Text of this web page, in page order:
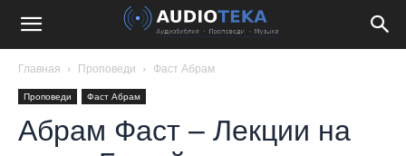
Главная Проповеди Фаст Абрам
Проповеди Фаст Абрам
Абрам Фаст – Лекции на